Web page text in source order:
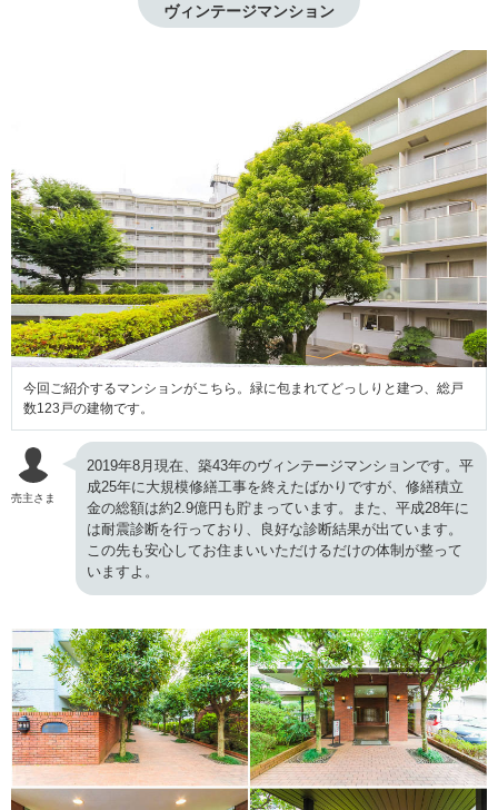
ヴィンテージマンション
今回ご紹介するマンションがこちら。緑に包まれてどっしりと建つ、総戸
数123戸の建物です。
売主さま
2019年8月現在、築43年のヴィンテージマンションです。平
成25年に大規模修繕工事を終えたばかりですが、修繕積立
金の総額は約2.9億円も貯まっています。また、平成28年に
は耐震診断を行っており、良好な診断結果が出ています。
この先も安心してお住まいいただけるだけの体制が整って
いますよ。